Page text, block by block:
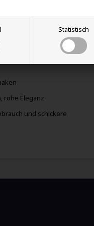
Statistisch
cm
rohe Eleganz
und schickere